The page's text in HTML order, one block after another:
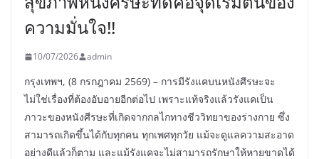
ความมั่นใจ!!
10/07/2026 admin
กรุงเทพฯ, (8 กรกฎาคม 2569) – การมีรังแคบนหนังศีรษะจะ
ไม่ใช่เรื่องที่ต้องอับอายอีกต่อไป เพราะแท้จริงแล้วรังแคเป็น
ภาวะของหนังศีรษะที่เกิดจากกลไกทางชีววิทยาของร่างกาย ซึ่ง
สามารถเกิดขึ้นได้กับทุกคน ทุกเพศทุกวัย แม้จะดูแลความสะอาด
อย่างดีแล้วก็ตาม และแม้รังแคจะไม่สามารถรักษาให้หายขาดได้